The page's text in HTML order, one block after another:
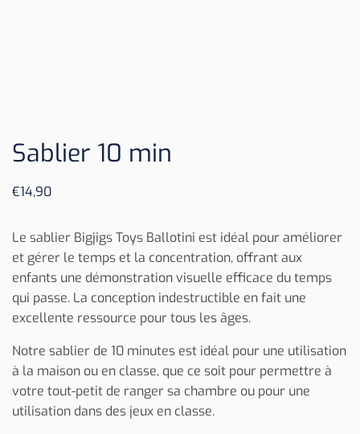
Sablier 10 min
€14,90
Le sablier Bigjigs Toys Ballotini est idéal pour améliorer
et gérer le temps et la concentration, offrant aux
enfants une démonstration visuelle efficace du temps
qui passe. La conception indestructible en fait une
excellente ressource pour tous les âges.
Notre sablier de 10 minutes est idéal pour une utilisation
à la maison ou en classe, que ce soit pour permettre à
votre tout-petit de ranger sa chambre ou pour une
utilisation dans des jeux en classe.